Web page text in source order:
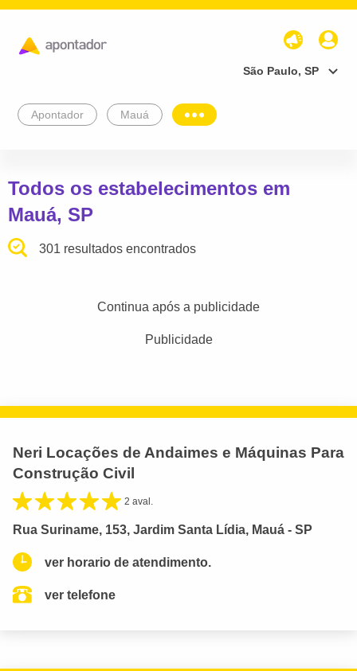
São Paulo, SP
Apontador Mauá
Todos os estabelecimentos em
Mauá, SP
301 resultados encontrados
Continua após a publicidade
Publicidade
Neri Locações de Andaimes e Máquinas Para
Construção Civil
2 aval.
Rua Suriname, 153, Jardim Santa Lídia, Mauá - SP
ver horario de atendimento.
ver telefone